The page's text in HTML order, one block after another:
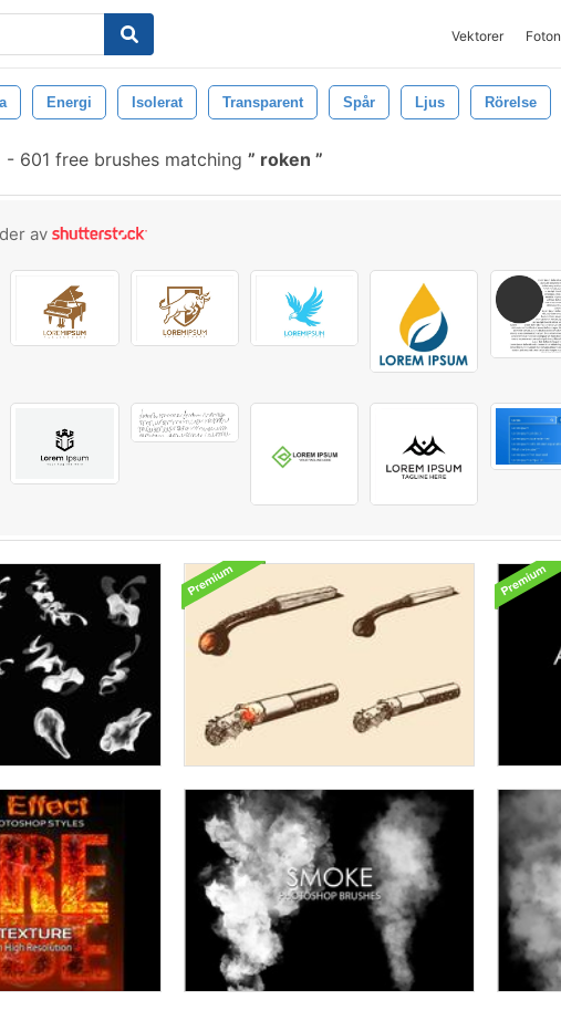
Vektorer Foton
Energi Isolerat Transparent Spår Ljus Rörelse
- 601 free brushes matching roken
av